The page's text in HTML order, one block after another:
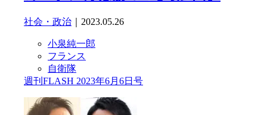
社会・政治 ｜2023.05.26
小泉純一郎
フランス
自衛隊
週刊FLASH 2023年6月6日号